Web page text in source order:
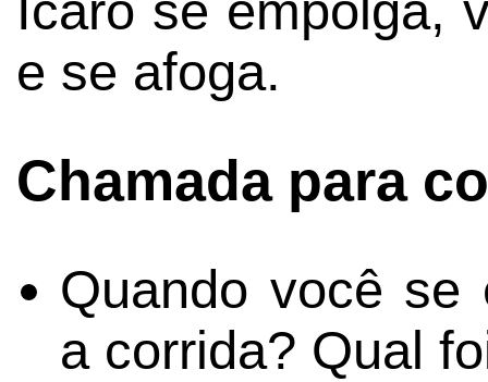
e se afoga.
Chamada para
Quando você se
a corrida? Qual